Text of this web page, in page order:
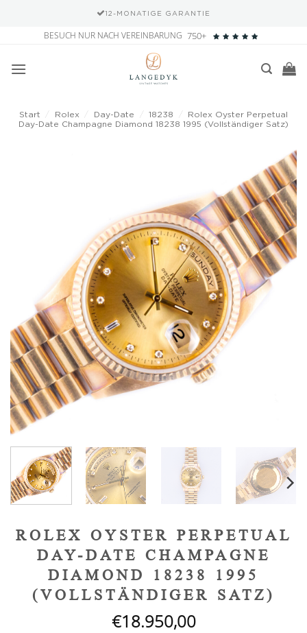
12-MONATIGE GARANTIE
springen
BESUCH NUR NACH VEREINBARUNG 750+
Start Rolex Day-Date 18238
Rolex Oyster Perpetual
Day-Date Champagne Diamond 18238 1995 (Vollständiger Satz)
Add to
wishlist
ROLEX OYSTER PERPETUAL
DAY-DATE CHAMPAGNE
DIAMOND 18238 1995
(VOLLSTÄNDIGER SATZ)
€18.950,00